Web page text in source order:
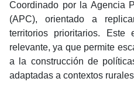
Coordinado por la Agencia
(APC), orientado a
territorios prioritarios. Este
relevante, ya que permite
a la construcción de
adaptadas a contextos